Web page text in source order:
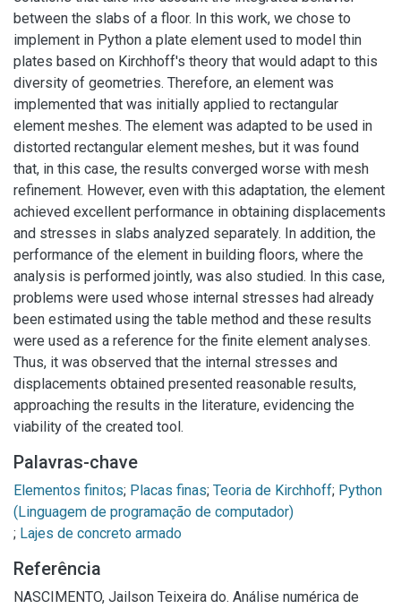
between the slabs of a floor. In this work, we chose to
implement in Python a plate element used to model thin
plates based on Kirchhoff's theory that would adapt to this
diversity of geometries. Therefore, an element was
implemented that was initially applied to rectangular
element meshes. The element was adapted to be used in
distorted rectangular element meshes, but it was found
that, in this case, the results converged worse with mesh
refinement. However, even with this adaptation, the element
achieved excellent performance in obtaining displacements
and stresses in slabs analyzed separately. In addition, the
performance of the element in building floors, where the
analysis is performed jointly, was also studied. In this case,
problems were used whose internal stresses had already
been estimated using the table method and these results
were used as a reference for the finite element analyses.
Thus, it was observed that the internal stresses and
displacements obtained presented reasonable results,
approaching the results in the literature, evidencing the
viability of the created tool.
Palavras-chave
Elementos finitos; Placas finas; Teoria de Kirchhoff; Python
; Lajes de concreto armado
Referência
NASCIMENTO, Jailson Teixeira do. Análise numérica de